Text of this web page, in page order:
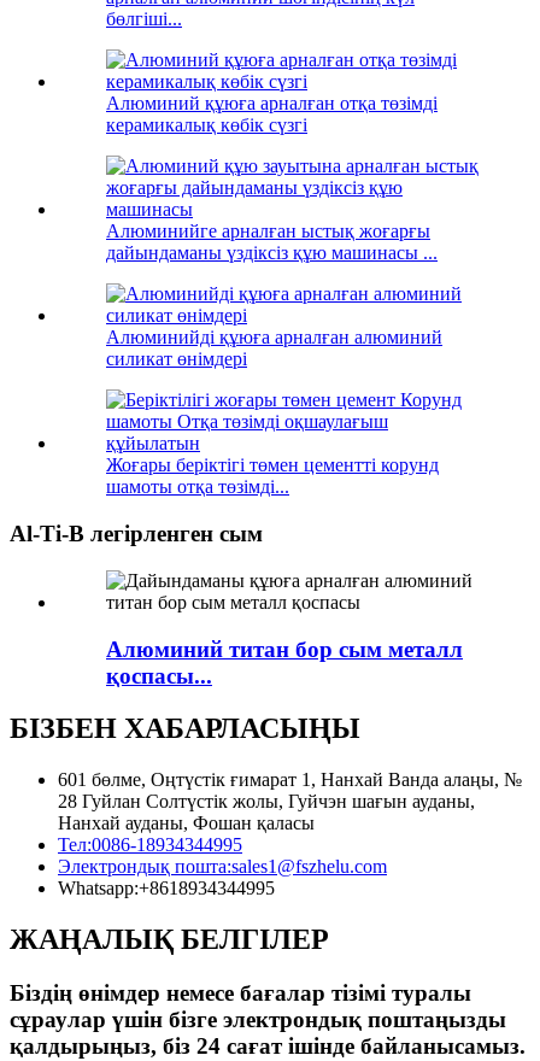
бөлгіші...
Алюминий құюға арналған отқа төзімді
керамикалық көбік сүзгі
Алюминийге арналған ыстық жоғарғы
дайындаманы үздіксіз құю машинасы ...
Алюминийді құюға арналған алюминий
силикат өнімдері
Жоғары беріктігі төмен цементті корунд
шамоты отқа төзімді...
Al-Ti-B легірленген сым
Алюминий титан бор сым металл
қоспасы...
БІЗБЕН ХАБАРЛАСЫҢЫ
601 бөлме, Оңтүстік ғимарат 1, Нанхай Ванда алаңы, №
28 Гуйлан Солтүстік жолы, Гуйчэн шағын ауданы,
Нанхай ауданы, Фошан қаласы
Тел:0086-18934344995
Электрондық пошта:sales1@fszhelu.com
Whatsapp:+8618934344995
ЖАҢАЛЫҚ БЕЛГІЛЕР
Біздің өнімдер немесе бағалар тізімі туралы
сұраулар үшін бізге электрондық поштаңызды
қалдырыңыз, біз 24 сағат ішінде байланысамыз.